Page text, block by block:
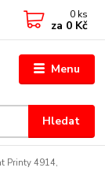
Menu
Hledat
0 ks
za 0 Kč
Printy 4914,